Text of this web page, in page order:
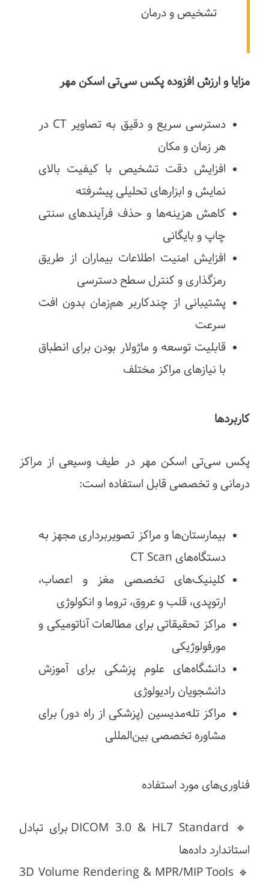
تشخیص و درمان
مزایا و ارزش افزوده پکس سی‌تی اسکن مهر
دسترسی سریع و دقیق به تصاویر CT در
هر زمان و مکان
افزایش دقت تشخیص با کیفیت بالای
نمایش و ابزارهای تحلیلی پیشرفته
کاهش هزینه‌ها و حذف فرآیندهای سنتی
چاپ و بایگانی
افزایش امنیت اطلاعات بیماران از طریق
رمزگذاری و کنترل سطح دسترسی
پشتیبانی از چندکاربر هم‌زمان بدون افت
سرعت
قابلیت توسعه و ماژولار بودن برای انطباق
با نیازهای مراکز مختلف
کاربردها
پکس سی‌تی اسکن مهر در طیف وسیعی از مراکز
درمانی و تخصصی قابل استفاده است:
بیمارستان‌ها و مراکز تصویربرداری مجهز به
دستگاه‌های CT Scan
کلینیک‌های تخصصی مغز و اعصاب،
ارتوپدی، قلب و عروق، تروما و انکولوژی
مراکز تحقیقاتی برای مطالعات آناتومیکی و
مورفولوژیکی
دانشگاه‌های علوم پزشکی برای آموزش
دانشجویان رادیولوژی
مراکز تله‌مدیسین (پزشکی از راه دور) برای
مشاوره تخصصی بین‌المللی
فناوری‌های مورد استفاده
🔹 DICOM 3.0 & HL7 Standard برای تبادل
استاندارد داده‌ها
🔹 3D Volume Rendering & MPR/MIP Tools